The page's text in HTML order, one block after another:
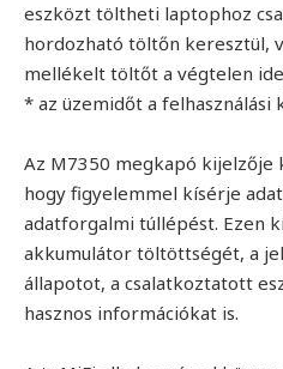
eszközt töltheti laptophoz
hordozható töltőn keresztül,
mellékelt töltőt a végtelen
* az üzemidőt a
Az M7350 megkapó kijelzője
hogy figyelemmel kísérje
adatforgalmi túllépést. Ezen
akkumulátor töltöttségét, a
állapotot, a csalatkoztatott
hasznos információkat is.